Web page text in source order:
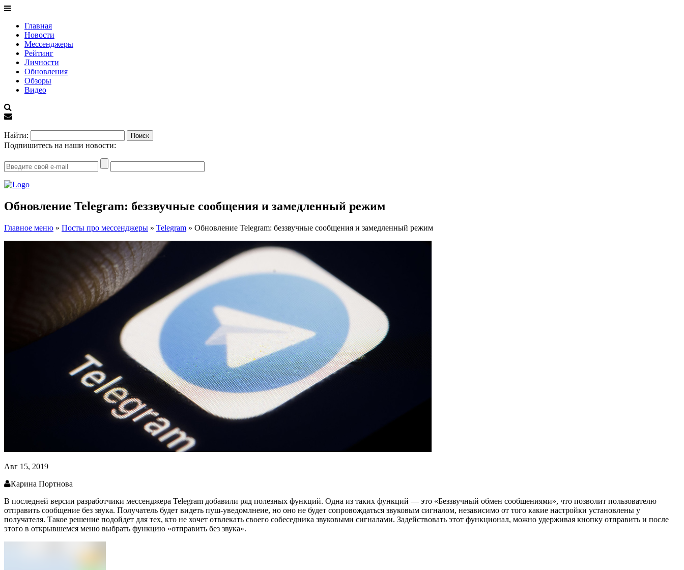
Главная
Новости
Мессенджеры
Рейтинг
Личности
Обновления
Обзоры
Видео
Найти:
Подпишитесь на наши новости:
Обновление Telegram: беззвучные сообщения и замедленный режим
Главное меню » Посты про мессенджеры » Telegram » Обновление Telegram: беззвучные сообщения и замедленный режим
Авг 15, 2019
Карина Портнова
В последней версии разработчики мессенджера Telegram добавили ряд полезных функций. Одна из таких функций — это «Беззвучный обмен сообщениями», что позволит пользователю
отправить сообщение без звука. Получатель будет видеть пуш-уведомлнеие, но оно не будет сопровождаться звуковым сигналом, независимо от того какие настройки установлены у
получателя. Такое решение подойдет для тех, кто не хочет отвлекать своего собеседника звуковыми сигналами. Задействовать этот функционал, можно удерживая кнопку отправить и после
этого в открывшемся меню выбрать функцию «отправить без звука».